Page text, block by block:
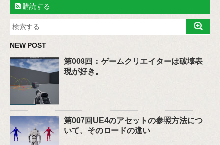
購読する
NEW POST
第008回：ゲームクリエイターは破壊表
現が好き。
第007回UE4のアセットの参照方法につ
いて、そのロードの違い